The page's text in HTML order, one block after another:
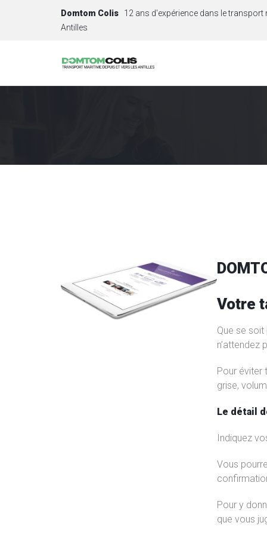
Domtom Colis
12 ans d'expérience dans le transport
Antilles
Votre
Que se soit
n’attendez
Pour éviter
grise,
Le détail
Indiquez
Vous
Pour y
que vous